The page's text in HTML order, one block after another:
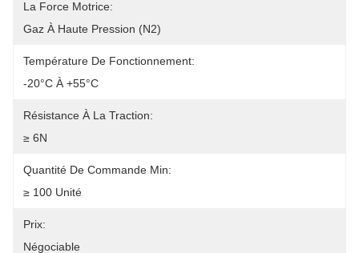
La Force Motrice:
Gaz À Haute Pression (N2)
Température De Fonctionnement:
-20°C À +55°C
Résistance À La Traction:
≥ 6N
Quantité De Commande Min:
≥ 100 Unité
Prix:
Négociable